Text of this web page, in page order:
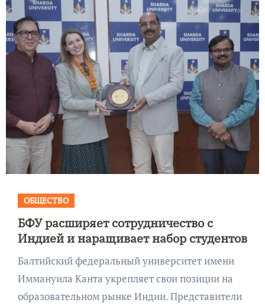
ОБЩЕСТВО
БФУ расширяет сотрудничество с
Индией и наращивает набор студентов
Балтийский федеральный университет имени
Иммануила Канта укрепляет свои позиции на
образовательном рынке Индии. Представители